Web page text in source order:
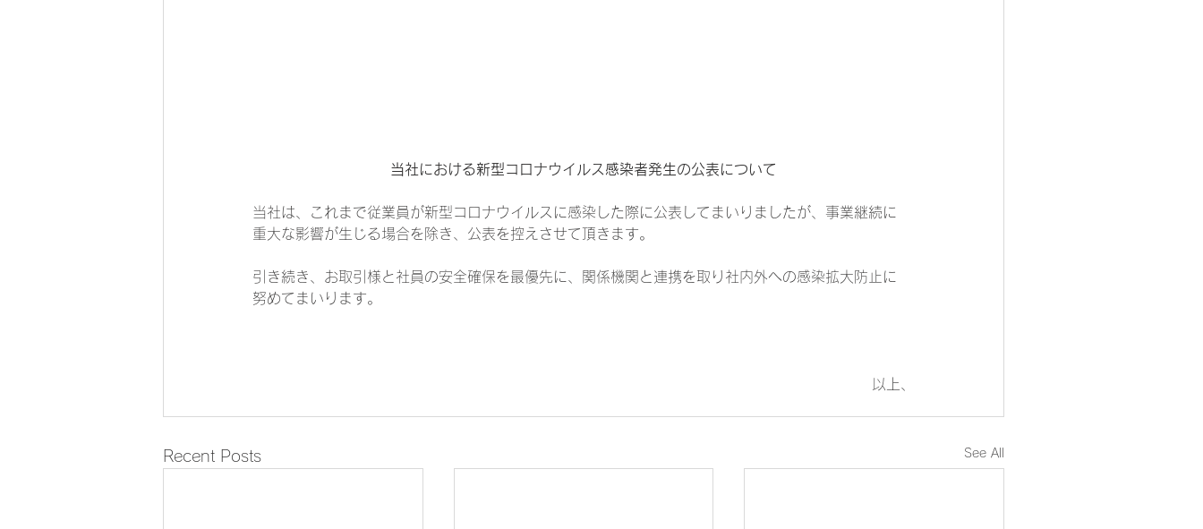
当社における新型コロナウイルス感染者発生の公表について
当社は、これまで従業員が新型コロナウイルスに感染した際に公表してまいりましたが、事業継続に
重大な影響が生じる場合を除き、公表を控えさせて頂きます。
引き続き、お取引様と社員の安全確保を最優先に、関係機関と連携を取り社内外への感染拡大防止に
努めてまいります。
以上、
Recent Posts See All